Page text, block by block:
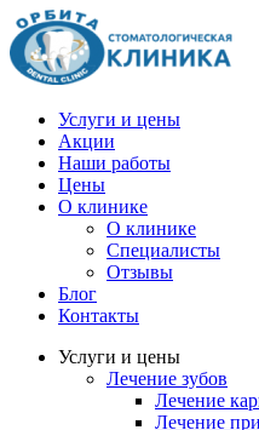
Услуги и цены
Акции
Наши работы
Цены
О клинике
О клинике
Специалисты
Отзывы
Блог
Контакты
Услуги и цены
Лечение зубов
Лечение
Лечение